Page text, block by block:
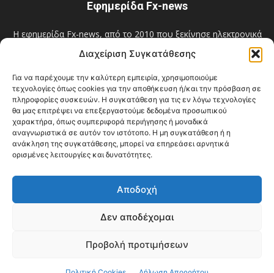
Διαχείριση Συγκατάθεσης
Για να παρέχουμε την καλύτερη εμπειρία, χρησιμοποιούμε
τεχνολογίες όπως cookies για την αποθήκευση ή/και την πρόσβαση σε
πληροφορίες συσκευών. Η συγκατάθεση για τις εν λόγω τεχνολογίες
θα μας επιτρέψει να επεξεργαστούμε δεδομένα προσωπικού
χαρακτήρα, όπως συμπεριφορά περιήγησης ή μοναδικά
αναγνωριστικά σε αυτόν τον ιστότοπο. Η μη συγκατάθεση ή η
ανάκληση της συγκατάθεσης, μπορεί να επηρεάσει αρνητικά
ορισμένες λειτουργίες και δυνατότητες.
Αποδοχή
Δεν αποδέχομαι
Προβολή προτιμήσεων
Εφημερίδα Fx-news
Η εφημερίδα Fx-news, από το 2010 που ξεκίνησε ηλεκτρονικά
και από το 2012 και σε έντυπη μηνιαία έκδοση, πρωτοστατεί
στην ουσιαστική, αντικειμενική και άμεση ενημέρωση των
δημοτών της Νέας Φιλαδέλφειας - Νέας Χαλκηδόνας και όχι
μόνο! Επίσημο Μέλος του E-MEDIA: A.M. 12548.
Επικοινωνία:filadelfiaxalkidona@gmail.com
ΑΚΟΛΟΥΘΗΣΕ ΜΑΣ
Πολιτική απορρήτου – Όροι χρήσης
Πληροφορίες Δήμου
ΔΙΑΥΓΕΙΑ